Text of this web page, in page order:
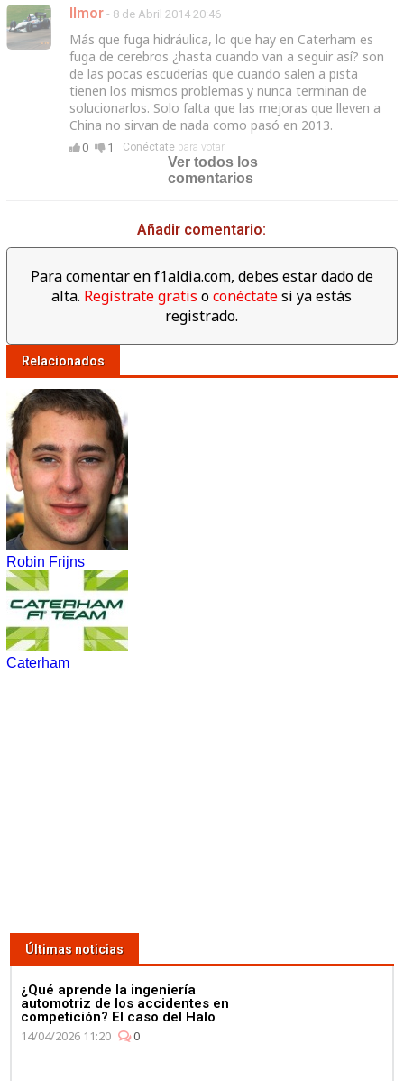
Ilmor - 8 de Abril 2014 20:46
Más que fuga hidráulica, lo que hay en Caterham es
fuga de cerebros ¿hasta cuando van a seguir así? son
de las pocas escuderías que cuando salen a pista
tienen los mismos problemas y nunca terminan de
solucionarlos. Solo falta que las mejoras que lleven a
China no sirvan de nada como pasó en 2013.
0 1 Conéctatepara votar
Ver todos los
comentarios
Añadir comentario:
Para comentar en f1aldia.com, debes estar dado de
alta. Regístrate gratis oconéctatesi ya estás
registrado.
Relacionados
Robin Frijns
Caterham
Últimas noticias
¿Qué aprende la ingeniería
automotriz de los accidentes en
competición? El caso del Halo
14/04/2026 11:20
0